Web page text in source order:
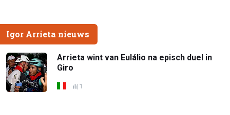
Igor Arrieta nieuws
Arrieta wint van Eulálio na episch duel in
Giro
1